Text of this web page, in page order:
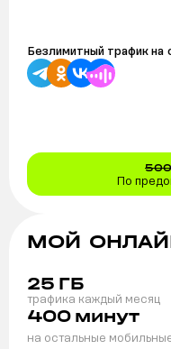
Безлимитный трафик на
500
По
МОЙ
25 ГБ
трафика каждый месяц
400 минут
на остальные